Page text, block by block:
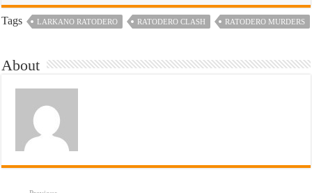
Tags LARKANO RATODERO RATODERO CLASH RATODERO MURDERS
About